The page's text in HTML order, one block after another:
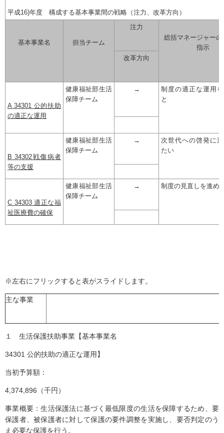
平成16)年度 構成する基本事業間の戦略（注力、改革方向）
基本事業名 担当チーム
注力
総括マネージャーの
指示
改革方向
A 34301 公的扶助
の適正な運用
健康福祉部生活
保障チーム
→
制度の適正な運用
と
B 34302戦傷病者
等の支援
健康福祉部生活
保障チーム
→
次世代への啓発に
たい
C 34303 適正な福
祉医療費の確保
健康福祉部生活
保障チーム
→ 制度の見直しを進め
※左右にフリックすると表がスライドします。
主な事業
１ 生活保護扶助事業【基本事業名
34301 公的扶助の適正な運用】
当初予算額：
4,374,896（千円）
事業概要：生活保護法に基づく最低限度の生活を保障するため、要
保護者、被保護者に対して保護の要件調整を実施し、要否判定のう
え必要な保護を行う。